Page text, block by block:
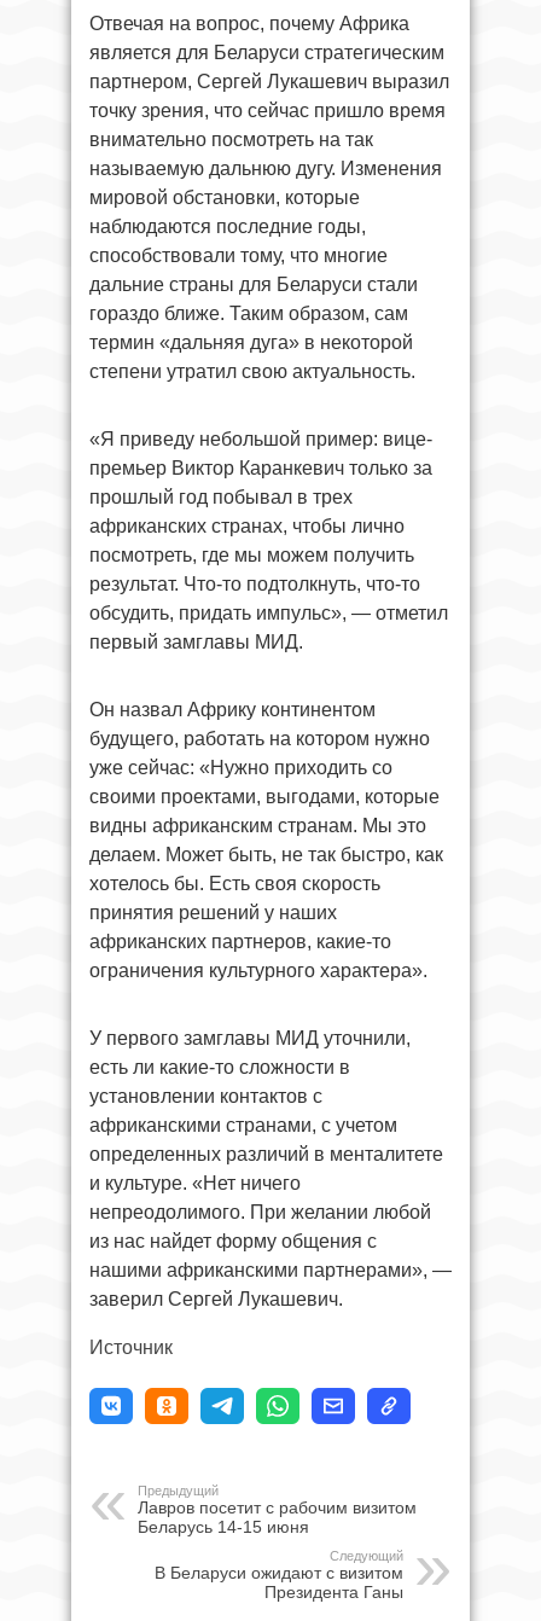
Отвечая на вопрос, почему Африка
является для Беларуси стратегическим
партнером, Сергей Лукашевич выразил
точку зрения, что сейчас пришло время
внимательно посмотреть на так
называемую дальнюю дугу. Изменения
мировой обстановки, которые
наблюдаются последние годы,
способствовали тому, что многие
дальние страны для Беларуси стали
гораздо ближе. Таким образом, сам
термин «дальняя дуга» в некоторой
степени утратил свою актуальность.
«Я приведу небольшой пример: вице-
премьер Виктор Каранкевич только за
прошлый год побывал в трех
африканских странах, чтобы лично
посмотреть, где мы можем получить
результат. Что-то подтолкнуть, что-то
обсудить, придать импульс», — отметил
первый замглавы МИД.
Он назвал Африку континентом
будущего, работать на котором нужно
уже сейчас: «Нужно приходить со
своими проектами, выгодами, которые
видны африканским странам. Мы это
делаем. Может быть, не так быстро, как
хотелось бы. Есть своя скорость
принятия решений у наших
африканских партнеров, какие-то
ограничения культурного характера».
У первого замглавы МИД уточнили,
есть ли какие-то сложности в
установлении контактов с
африканскими странами, с учетом
определенных различий в менталитете
и культуре. «Нет ничего
непреодолимого. При желании любой
из нас найдет форму общения с
нашими африканскими партнерами», —
заверил Сергей Лукашевич.
Источник
Предыдущий
Лавров посетит с рабочим визитом
Беларусь 14-15 июня
Следующий
В Беларуси ожидают с визитом
Президента Ганы